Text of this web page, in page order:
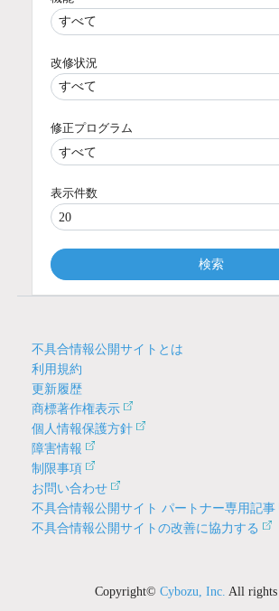
改修状況
修正プログラム
表示件数
検索
不具合情報公開サイトとは
利用規約
更新履歴
商標著作権表示
個人情報保護方針
障害情報
制限事項
お問い合わせ
不具合情報公開サイト パートナー専用記事
不具合情報公開サイトの改善に協力する
Copyright©Cybozu, Inc. All rights